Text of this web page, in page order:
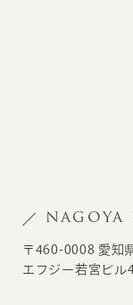
NAGOYA
〒460-0008 愛知
エフジー若宮ビル